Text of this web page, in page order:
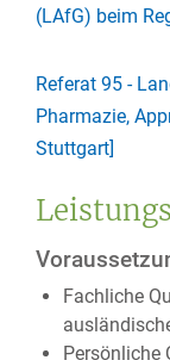
(LAfG) beim
Referat 95 -
Pharmazie,
Stuttgart]
Fachliche
Persönliche